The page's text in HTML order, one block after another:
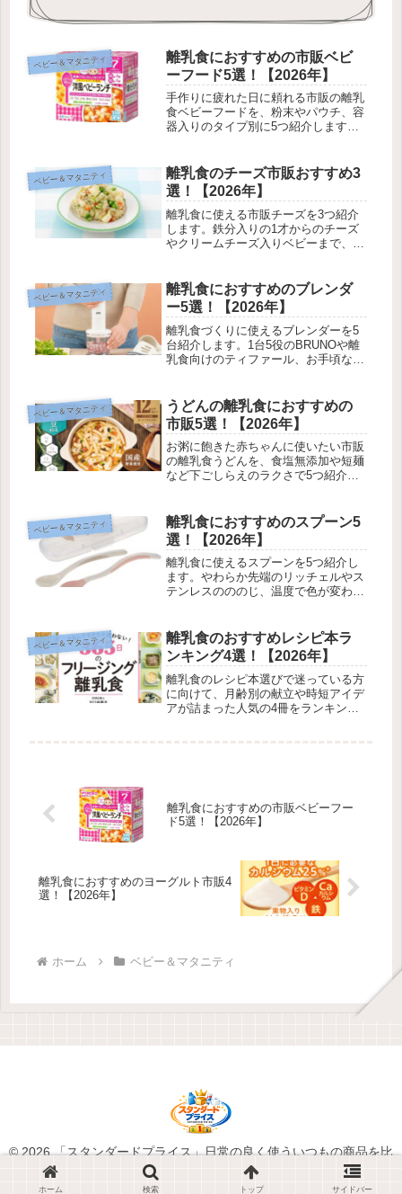
ベビー＆マタニティ
離乳食におすすめの市販ベビ
ーフード5選！【2026年】
手作りに疲れた日に頼れる市販の離乳
食ベビーフードを、粉末やパウチ、容
器入りのタイプ別に5つ紹介します。
ベビー＆マタニティ
離乳食のチーズ市販おすすめ3
選！【2026年】
離乳食に使える市販チーズを3つ紹介
します。鉄分入りの1才からのチーズ
やクリームチーズ入りベビーまで、塩
ベビー＆マタニティ
離乳食におすすめのブレンダ
ー5選！【2026年】
離乳食づくりに使えるブレンダーを5
台紹介します。1台5役のBRUNOや離
乳食向けのティファール、お手頃な山
ベビー＆マタニティ
うどんの離乳食におすすめの
市販5選！【2026年】
お粥に飽きた赤ちゃんに使いたい市販
の離乳食うどんを、食塩無添加や短麺
など下ごしらえのラクさで5つ紹介し
ベビー＆マタニティ
離乳食におすすめのスプーン5
選！【2026年】
離乳食に使えるスプーンを5つ紹介し
ます。やわらか先端のリッチェルやス
テンレスのののじ、温度で色が変わる
ベビー＆マタニティ
離乳食のおすすめレシピ本ラ
ンキング4選！【2026年】
離乳食のレシピ本選びで迷っている方
に向けて、月齢別の献立や時短アイデ
アが詰まった人気の4冊をランキング
離乳食におすすめの市販ベビーフー
ド5選！【2026年】
離乳食におすすめのヨーグルト市販4
選！【2026年】
ホーム ベビー＆マタニティ
© 2026 「スタンダードプライス」日常の良く使ういつもの商品を比
ホーム 検索 トップ サイドバー